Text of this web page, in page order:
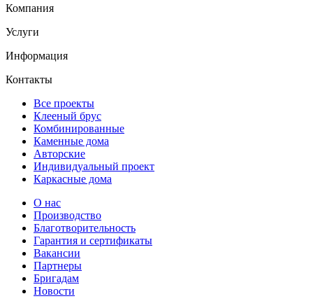
Компания
Услуги
Информация
Контакты
Все проекты
Клееный брус
Комбинированные
Каменные дома
Авторские
Индивидуальный проект
Каркасные дома
О нас
Производство
Благотворительность
Гарантия и сертификаты
Вакансии
Партнеры
Бригадам
Новости